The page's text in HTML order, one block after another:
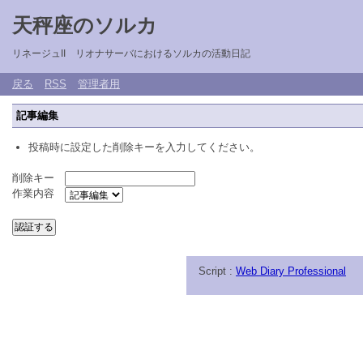
天秤座のソルカ
リネージュII リオナサーバにおけるソルカの活動日記
戻る RSS 管理者用
記事編集
投稿時に設定した削除キーを入力してください。
削除キー
作業内容
Script : Web Diary Professional